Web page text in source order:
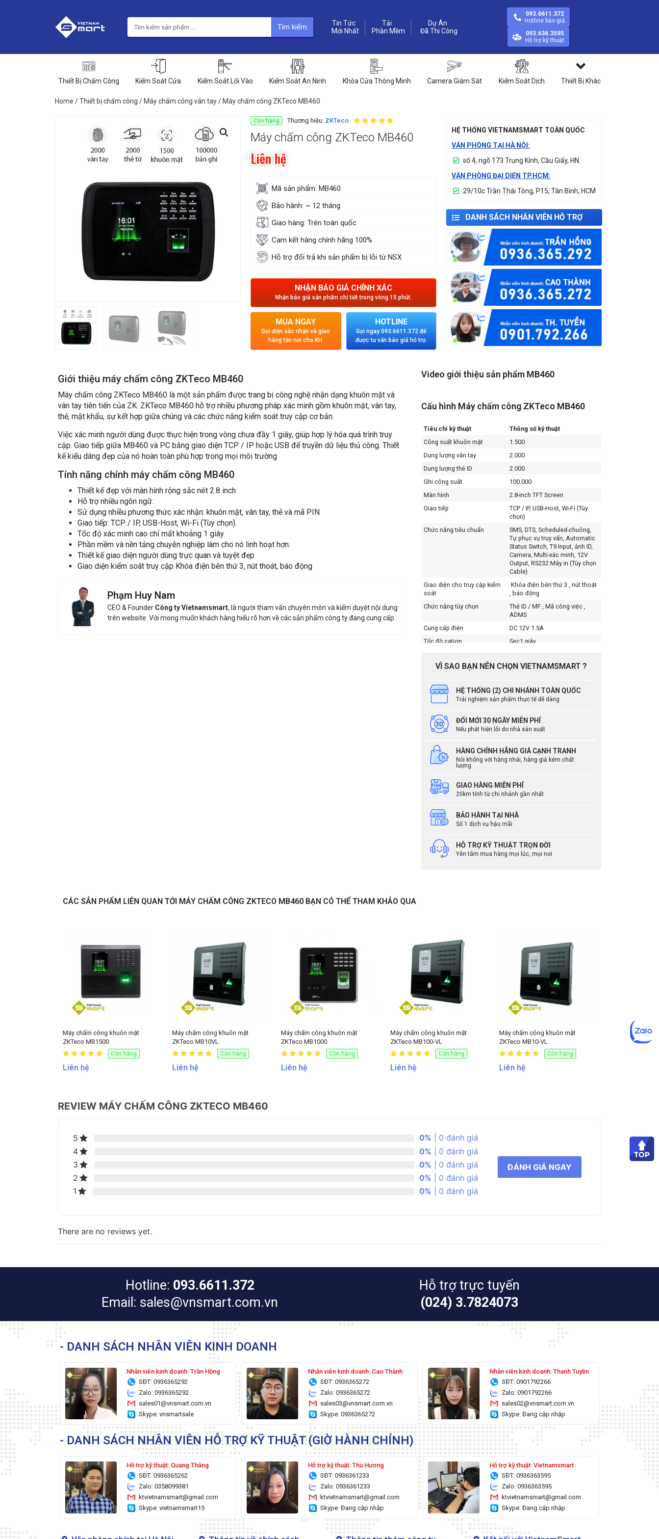
Tìm kiếm
Tin Tức
Phần Mềm
Dự Án
093.6611.372
Hotline báo giá
093.636.3595
Hỗ trợ kỹ thuật
Thiết Bị Chấm Công Kiểm Soát Cửa Kiểm Soát Lối Vào Kiểm Soát An Ninh Khóa Cửa Thông Minh Camera Giám Sát Kiểm Soát Dịch Thiết Bị Khác
Home /Thiết bị chấm công / Máy chấm công vân tay/ Máy chấm công ZKTeco MB460
Còn hàng Thương hiệu: ZKTeco
Máy chấm công ZKTeco MB460
Liên hệ
Mã sản phẩm: MB460
Bảo hành: ~ 12 tháng
Giao hàng: Trên toàn quốc
Cam kết hàng chính hãng 100%
Hỗ trợ đổi trả khi sản phẩm bị lỗi từ NSX
NHẬN BÁO GIÁ CHÍNH XÁC
Nhận báo giá sản phẩm chi tiết trong vòng 15 phút.
MUA NGAY
Gọi điện xác nhận và giao
hàng tận nơi cho KH.
HOTLINE
Gọi ngay 093.6611.372 để
được tư vấn báo giá hỗ trợ.
HỆ THỐNG VIETNAMSMART TOÀN QUỐC
VĂN PHÒNG TẠI HÀ NỘI:
số 4, ngõ 173 Trung Kính, Cầu Giấy, HN.
VĂN PHÒNG ĐẠI DIỆN TP.HCM:
29/10c Trần Thái Tông, P15, Tân Bình, HCM
DANH SÁCH NHÂN VIÊN HỖ TRỢ
Giới thiệu máy chấm công ZKTeco MB460
Máy chấm công ZKTeco MB460 là một sản phẩm được trang bị công nghệ nhận dạng khuôn mặt và
vân tay tiên tiến của ZK. ZKTeco MB460 hỗ trợ nhiều phương pháp xác minh gồm khuôn mặt, vân tay,
thẻ, mật khẩu, sự kết hợp giữa chúng và các chức năng kiểm soát truy cập cơ bản.
Việc xác minh người dùng được thực hiện trong vòng chưa đầy 1 giây, giúp hợp lý hóa quá trình truy
cập. Giao tiếp giữa MB460 và PC bằng giao diện TCP / IP hoặc USB để truyền dữ liệu thủ công. Thiết
kế kiểu dáng đẹp của nó hoàn toàn phù hợp trong mọi môi trường
Tính năng chính máy chấm công MB460
Thiết kế đẹp với màn hình rộng sắc nét 2.8 inch
Hỗ trợ nhiều ngôn ngữ.
Sử dụng nhiều phương thức xác nhận: khuôn mặt, vân tay, thẻ và mã PIN
Giao tiếp: TCP / IP, USB-Host, Wi-Fi (Tùy chọn).
Tốc độ xác minh cao chỉ mất khoảng 1 giây.
Phần mềm và nền tảng chuyên nghiệp làm cho nó linh hoạt hơn.
Thiết kế giao diện người dùng trực quan và tuyệt đẹp
Giao diện kiểm soát truy cập Khóa điện bên thứ 3, nút thoát, báo động
Phạm Huy Nam
CEO & Founder Công ty Vietnamsmart, là người tham vấn chuyên môn và kiểm duyệt nội dung
trên website. Với mong muốn khách hàng hiểu rõ hơn về các sản phẩm công ty đang cung cấp.
Video giới thiệu sản phẩm MB460
Cấu hình Máy chấm công ZKTeco MB460
Tiêu chí kỹ thuật
Thông số kỹ thuật
Công suất khuôn mặt
1.500
Dung lượng vân tay
2.000
Dung lượng thẻ ID
2.000
Ghi công suất
100.000
Màn hình
2.8-inch TFT Screen
Giao tiếp
TCP / IP, USB-Host, Wi-Fi (Tùy
chọn)
Chức năng tiêu chuẩn
SMS, DTS, Scheduled-chuông,
Tự phục vụ truy vấn, Automatic
Status Switch, T9 Input, ảnh ID,
Camera, Multi-xác minh, 12V
Output, RS232 Máy in (Tùy chọn
Cable)
Giao diện cho truy cập kiểm
soát
Khóa điện bên thứ 3 , nút thoát
, báo động
Chức năng tùy chọn
Thẻ ID / MF , Mã công việc ,
ADMS
Cung cấp điện
DC 12V 1.5A
Tốc độ cation
Sec1 giây.
Độ ẩm hoạt động
20% – 80%
rộng * dày)
Trọng lượng
380g
VÌ SAO BẠN NÊN CHỌN VIETNAMSMART ?
HỆ THỐNG (2) CHI NHÁNH TOÀN QUỐC
Trải nghiệm sản phẩm thực tế dễ dàng
ĐỔI MỚI 30 NGÀY MIỄN PHÍ
Nếu phát hiện lỗi do nhà sản xuất
HÀNG CHÍNH HÃNG GIÁ CẠNH TRANH
Nói không với hàng nhái, hàng giả kém chất
lượng
GIAO HÀNG MIỄN PHÍ
20km tính từ chi nhánh gần nhất
BẢO HÀNH TẠI NHÀ
Số 1 dịch vụ hậu mãi
HỖ TRỢ KỸ THUẬT TRỌN ĐỜI
Yên tâm mua hàng mọi lúc, mọi nơi
CÁC SẢN PHẨM LIÊN QUAN TỚI MÁY CHẤM CÔNG ZKTECO MB460 BẠN CÓ THỂ THAM KHẢO QUA
Máy chấm công khuôn mặt
ZKTeco MB1500
Còn hàng
Liên hệ
Máy chấm công khuôn mặt
ZKTeco MB10VL
Còn hàng
Liên hệ
Máy chấm công khuôn mặt
ZKTeco MB1000
Còn hàng
Liên hệ
Máy chấm công khuôn mặt
ZKTeco MB100-VL
Còn hàng
Liên hệ
Máy chấm công khuôn mặt
ZKTeco MB10-VL
Còn hàng
Liên hệ
REVIEW MÁY CHẤM CÔNG ZKTECO MB460
5 0% | 0 đánh giá
4
0% | 0 đánh giá
3
0% | 0 đánh giá
2
0% | 0 đánh giá
1
0% | 0 đánh giá
ĐÁNH GIÁ NGAY
There are no reviews yet.
Hotline: 093.6611.372
Email: sales@vnsmart.com.vn
Hỗ trợ trực tuyến
(024) 3.7824073
- DANH SÁCH NHÂN VIÊN KINH DOANH
Nhân viên kinh doanh: Trần Hồng
SĐT: 0936365292
Zalo: 0936365292
sales01@vnsmart.com.vn
Skype: vnsmartsale
Nhân viên kinh doanh: Cao Thành
SĐT: 0936365272
Zalo: 0936365272
sales03@vnsmart.com.vn
Skype: 0936365272
Nhân viên kinh doanh: Thanh Tuyền
SĐT: 0901792266
Zalo: 0901792266
sales02@vnsmart.com.vn
Skype: Đang cập nhập
- DANH SÁCH NHÂN VIÊN HỖ TRỢ KỸ THUẬT (GIỜ HÀNH CHÍNH)
Hỗ trợ kỹ thuật: Quang Thắng
SĐT: 0936365262
Zalo: 0358099381
ktvietnamsmart@gmail.com
Skype: vietnamsmart15
Hỗ trợ kỹ thuật: Thu Hương
SĐT: 0936361233
Zalo: 0936361233
ktvietnamsmart@gmail.com
Skype: Đang cập nhập
Hỗ trợ kỹ thuật: Vietnamsmart
SĐT: 0936363595
Zalo: 0936363595
ktvietnamsmart@gmail.com
Skype: Đang cập nhập
Liên hệ